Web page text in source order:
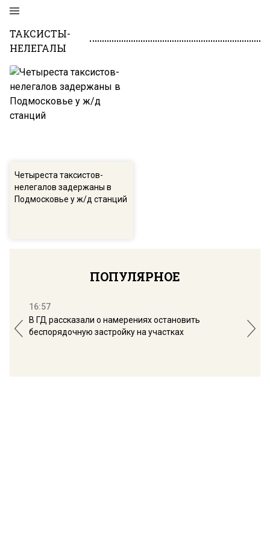
ТАКСИСТЫ-
НЕЛЕГАЛЫ
Четыреста таксистов-
нелегалов задержаны в
Подмосковье у ж/д станций
ПОПУЛЯРНОЕ
16:57
В ГД рассказали о намерениях остановить
беспорядочную застройку на участках